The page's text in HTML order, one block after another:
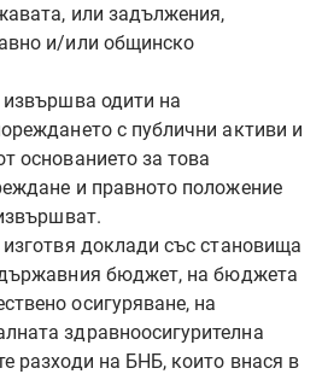
или задължения,
и/или общинско
одити на
с публични активи и
основанието за това
и правното положение
доклади със становища
бюджет, на бюджета
осигуряване, на
здравноосигурителна
разходи на БНБ, които внася в